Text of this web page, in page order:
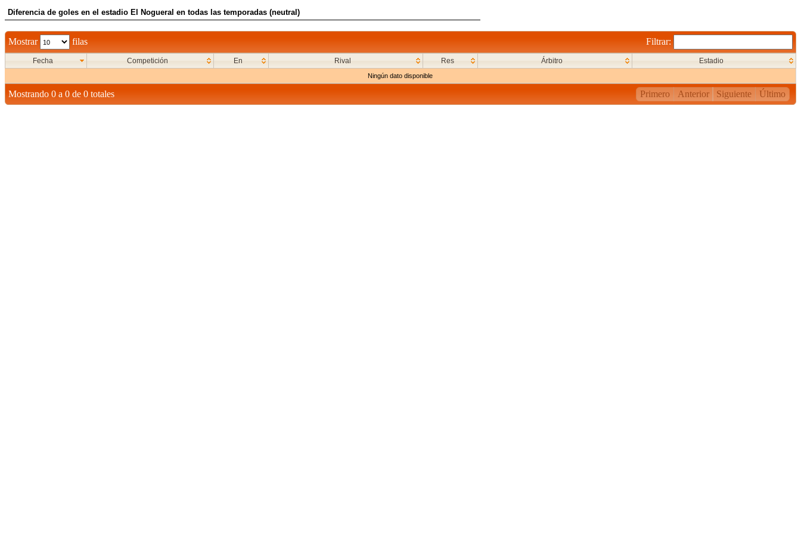
Diferencia de goles en el estadio El Nogueral en todas las temporadas (neutral)
Mostrar filas Filtrar:
Fecha Competición En Rival Res Árbitro Estadio
Ningún dato disponible
Mostrando 0 a 0 de 0 totales Primero Anterior Siguiente Último